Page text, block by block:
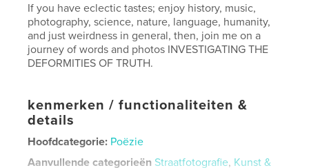
If you have eclectic tastes; enjoy history, music,
photography, science, nature, language, humanity,
and just weirdness in general, then, join me on a
journey of words and photos INVESTIGATING THE
DEFORMITIES OF TRUTH.
kenmerken / functionaliteiten &
details
Hoofdcategorie: Poëzie
Aanvullende categorieën Straatfotografie, Kunst &